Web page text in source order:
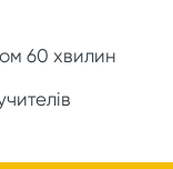
60 хвилин